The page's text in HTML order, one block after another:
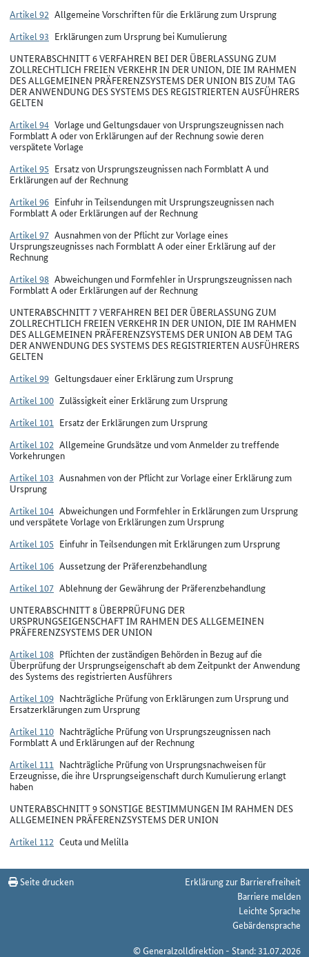
Artikel 92 Allgemeine Vorschriften für die Erklärung zum Ursprung
Artikel 93 Erklärungen zum Ursprung bei Kumulierung
UNTERABSCHNITT 6 VERFAHREN BEI DER ÜBERLASSUNG ZUM
ZOLLRECHTLICH FREIEN VERKEHR IN DER UNION, DIE IM RAHMEN
DES ALLGEMEINEN PRÄFERENZSYSTEMS DER UNION BIS ZUM TAG
DER ANWENDUNG DES SYSTEMS DES REGISTRIERTEN AUSFÜHRERS
GELTEN
Artikel 94 Vorlage und Geltungsdauer von Ursprungszeugnissen nach
Formblatt A oder von Erklärungen auf der Rechnung sowie deren
verspätete Vorlage
Artikel 95 Ersatz von Ursprungszeugnissen nach Formblatt A und
Erklärungen auf der Rechnung
Artikel 96 Einfuhr in Teilsendungen mit Ursprungszeugnissen nach
Formblatt A oder Erklärungen auf der Rechnung
Artikel 97 Ausnahmen von der Pflicht zur Vorlage eines
Ursprungszeugnisses nach Formblatt A oder einer Erklärung auf der
Rechnung
Artikel 98 Abweichungen und Formfehler in Ursprungszeugnissen nach
Formblatt A oder Erklärungen auf der Rechnung
UNTERABSCHNITT 7 VERFAHREN BEI DER ÜBERLASSUNG ZUM
ZOLLRECHTLICH FREIEN VERKEHR IN DER UNION, DIE IM RAHMEN
DES ALLGEMEINEN PRÄFERENZSYSTEMS DER UNION AB DEM TAG
DER ANWENDUNG DES SYSTEMS DES REGISTRIERTEN AUSFÜHRERS
GELTEN
Artikel 99 Geltungsdauer einer Erklärung zum Ursprung
Artikel 100 Zulässigkeit einer Erklärung zum Ursprung
Artikel 101 Ersatz der Erklärungen zum Ursprung
Artikel 102 Allgemeine Grundsätze und vom Anmelder zu treffende
Vorkehrungen
Artikel 103 Ausnahmen von der Pflicht zur Vorlage einer Erklärung zum
Ursprung
Artikel 104 Abweichungen und Formfehler in Erklärungen zum Ursprung
und verspätete Vorlage von Erklärungen zum Ursprung
Artikel 105 Einfuhr in Teilsendungen mit Erklärungen zum Ursprung
Artikel 106 Aussetzung der Präferenzbehandlung
Artikel 107 Ablehnung der Gewährung der Präferenzbehandlung
UNTERABSCHNITT 8 ÜBERPRÜFUNG DER
URSPRUNGSEIGENSCHAFT IM RAHMEN DES ALLGEMEINEN
PRÄFERENZSYSTEMS DER UNION
Artikel 108 Pflichten der zuständigen Behörden in Bezug auf die
Überprüfung der Ursprungseigenschaft ab dem Zeitpunkt der Anwendung
des Systems des registrierten Ausführers
Artikel 109 Nachträgliche Prüfung von Erklärungen zum Ursprung und
Ersatzerklärungen zum Ursprung
Artikel 110 Nachträgliche Prüfung von Ursprungszeugnissen nach
Formblatt A und Erklärungen auf der Rechnung
Artikel 111 Nachträgliche Prüfung von Ursprungsnachweisen für
Erzeugnisse, die ihre Ursprungseigenschaft durch Kumulierung erlangt
haben
UNTERABSCHNITT 9 SONSTIGE BESTIMMUNGEN IM RAHMEN DES
ALLGEMEINEN PRÄFERENZSYSTEMS DER UNION
Artikel 112 Ceuta und Melilla
Seite drucken
Erklärung zur Barrierefreiheit
Barriere melden
Leichte Sprache
Gebärdensprache
© Generalzolldirektion - Stand: 31.07.2026